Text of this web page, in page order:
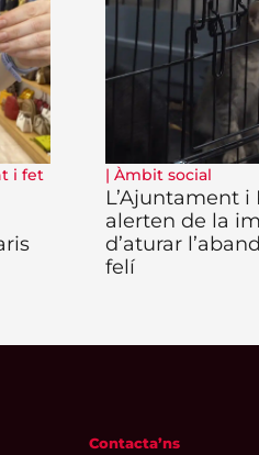
i fet
| Àmbit social
L’Ajuntament i
alerten de la
d’aturar
felí
Contacta’ns